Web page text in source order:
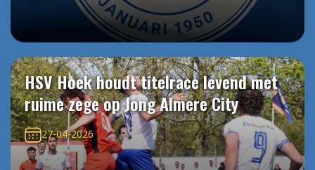
HSV Hoek houdt titelrace levend met
ruime zege op Jong Almere City
27-04-2026